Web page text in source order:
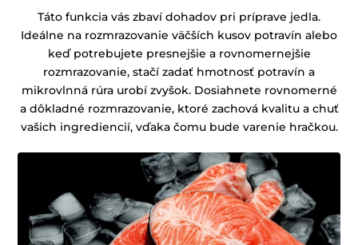
Táto funkcia vás zbaví dohadov pri príprave jedla.
Ideálne na rozmrazovanie väčších kusov potravín alebo
keď potrebujete presnejšie a rovnomernejšie
rozmrazovanie, stačí zadať hmotnosť potravín a
mikrovlnná rúra urobí zvyšok. Dosiahnete rovnomerné
a dôkladné rozmrazovanie, ktoré zachová kvalitu a chuť
vašich ingrediencií, vďaka čomu bude varenie hračkou.